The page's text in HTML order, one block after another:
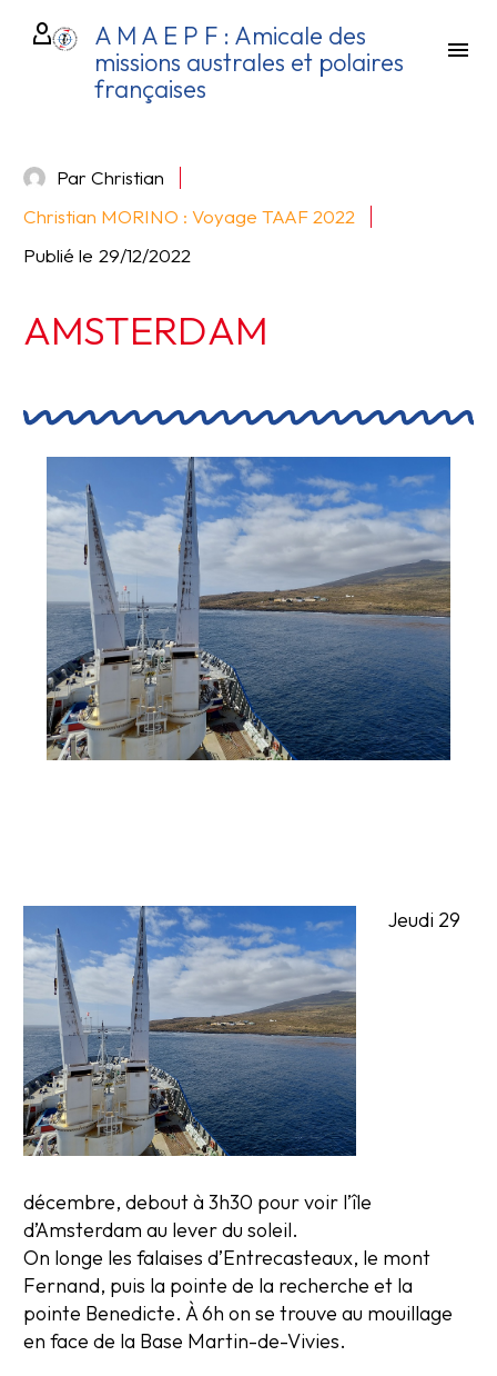
A M A E P F : Amicale des
missions australes et polaires
françaises
Par Christian
Christian MORINO : Voyage TAAF 2022
Publié le 29/12/2022
AMSTERDAM
Jeudi 29
décembre, debout à 3h30 pour voir l’île
d’Amsterdam au lever du soleil.
On longe les falaises d’Entrecasteaux, le mont
Fernand, puis la pointe de la recherche et la
pointe Benedicte. À 6h on se trouve au mouillage
en face de la Base Martin-de-Vivies.